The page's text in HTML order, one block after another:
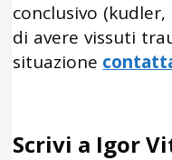
conclusivo (kudler,
di avere vissuti
situazione
Scrivi a Igor